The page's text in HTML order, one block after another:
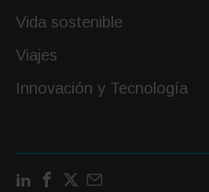
Vida sostenible
Viajes
Innovación y Tecnología
LinkedIn
Facebook
X
Contactar